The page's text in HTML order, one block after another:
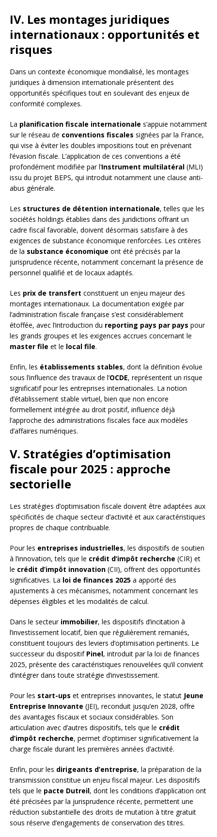
IV. Les montages juridiques
internationaux : opportunités et
risques
Dans un contexte économique mondialisé, les montages
juridiques à dimension internationale présentent des
opportunités spécifiques tout en soulevant des enjeux de
conformité complexes.
La planification fiscale internationale s’appuie notamment
sur le réseau de conventions fiscales signées par la France,
qui vise à éviter les doubles impositions tout en prévenant
l’évasion fiscale. L’application de ces conventions a été
profondément modifiée par l’Instrument multilatéral (MLI)
issu du projet BEPS, qui introduit notamment une clause anti-
abus générale.
Les structures de détention internationale, telles que les
sociétés holdings établies dans des juridictions offrant un
cadre fiscal favorable, doivent désormais satisfaire à des
exigences de substance économique renforcées. Les critères
de la substance économique ont été précisés par la
jurisprudence récente, notamment concernant la présence de
personnel qualifié et de locaux adaptés.
Les prix de transfert constituent un enjeu majeur des
montages internationaux. La documentation exigée par
l’administration fiscale française s’est considérablement
étoffée, avec l’introduction du reporting pays par pays pour
les grands groupes et les exigences accrues concernant le
master file et le local file.
Enfin, les établissements stables, dont la définition évolue
sous l’influence des travaux de l’OCDE, représentent un risque
significatif pour les entreprises internationales. La notion
d’établissement stable virtuel, bien que non encore
formellement intégrée au droit positif, influence déjà
l’approche des administrations fiscales face aux modèles
d’affaires numériques.
V. Stratégies d’optimisation
fiscale pour 2025 : approche
sectorielle
Les stratégies d’optimisation fiscale doivent être adaptées aux
spécificités de chaque secteur d’activité et aux caractéristiques
propres de chaque contribuable.
Pour les entreprises industrielles, les dispositifs de soutien
à l’innovation, tels que le crédit d’impôt recherche (CIR) et
le crédit d’impôt innovation (CII), offrent des opportunités
significatives. La loi de finances 2025 a apporté des
ajustements à ces mécanismes, notamment concernant les
dépenses éligibles et les modalités de calcul.
Dans le secteur immobilier, les dispositifs d’incitation à
l’investissement locatif, bien que régulièrement remaniés,
constituent toujours des leviers d’optimisation pertinents. Le
successeur du dispositif Pinel, introduit par la loi de finances
2025, présente des caractéristiques renouvelées qu’il convient
d’intégrer dans toute stratégie d’investissement.
Pour les start-ups et entreprises innovantes, le statut Jeune
Entreprise Innovante (JEI), reconduit jusqu’en 2028, offre
des avantages fiscaux et sociaux considérables. Son
articulation avec d’autres dispositifs, tels que le crédit
d’impôt recherche, permet d’optimiser significativement la
charge fiscale durant les premières années d’activité.
Enfin, pour les dirigeants d’entreprise, la préparation de la
transmission constitue un enjeu fiscal majeur. Les dispositifs
tels que le pacte Dutreil, dont les conditions d’application ont
été précisées par la jurisprudence récente, permettent une
réduction substantielle des droits de mutation à titre gratuit
sous réserve d’engagements de conservation des titres.